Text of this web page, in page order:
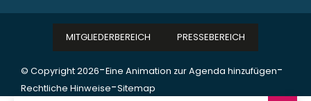
© Copyright 2026-Eine Animation zur Agenda hinzufügen-
Rechtliche Hinweise-Sitemap
MITGLIEDERBEREICH PRESSEBEREICH